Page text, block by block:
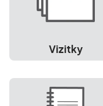
Vizitky